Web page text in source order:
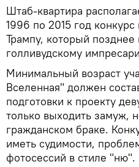
Штаб-квартира
1996 по 2015 год
Трампу, который позднее
голливудскому
Минимальный возраст
Вселенная" должен
подготовки к проекту
только выходить замуж,
гражданском браке.
иметь судимости,
фотосессий в стиле "ню".